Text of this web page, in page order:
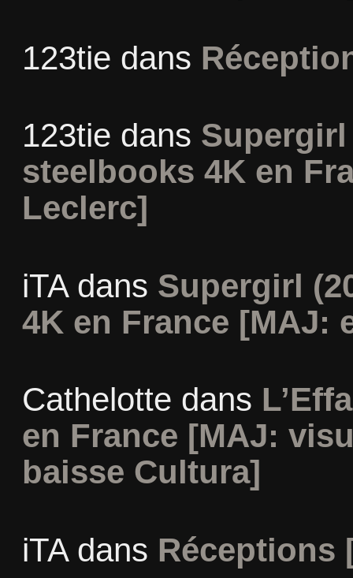
123tie dans
123tie dans
steelbooks 4K en
Leclerc]
iTAdans Supergirl
4K en France [MAJ:
Cathelotte dans
en France [MAJ:
baisse Cultura]
iTAdans Réceptions